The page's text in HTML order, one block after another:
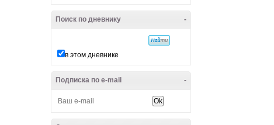
-
Поиск по дневнику
в этом дневнике
-
Подписка по e-mail